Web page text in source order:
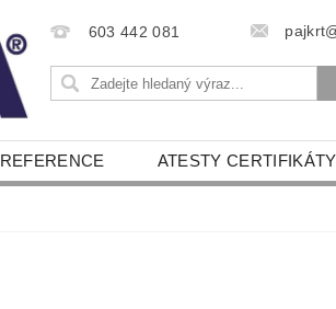
603 442 081
REFERENCE ATESTY CERTIFIKÁTY